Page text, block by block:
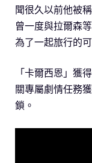
聞很久以前他被
曾一度與拉爾森
為了一起旅行的
「卡爾西恩」獲
關專屬劇情任務
鎖。